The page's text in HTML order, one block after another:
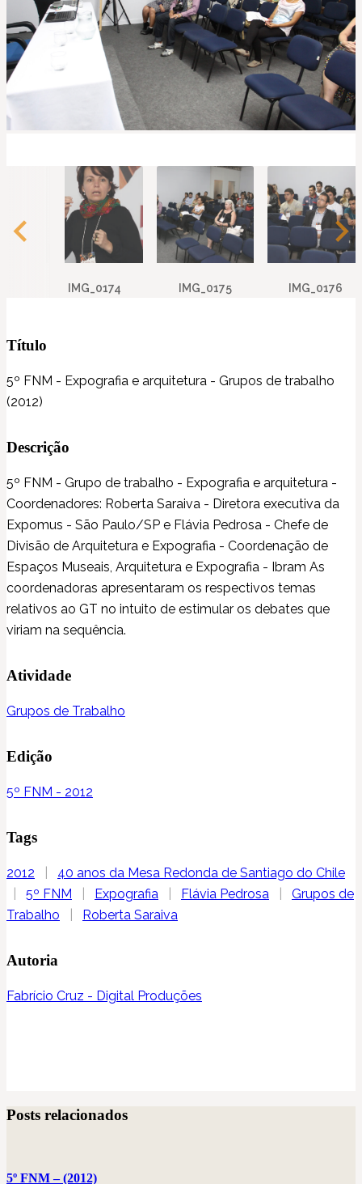
IMG_0174 IMG_0175 IMG_0176
Título
5º FNM - Expografia e arquitetura - Grupos de trabalho
(2012)
Descrição
5º FNM - Grupo de trabalho - Expografia e arquitetura -
Coordenadores: Roberta Saraiva - Diretora executiva da
Expomus - São Paulo/SP e Flávia Pedrosa - Chefe de
Divisão de Arquitetura e Expografia - Coordenação de
Espaços Museais, Arquitetura e Expografia - Ibram As
coordenadoras apresentaram os respectivos temas
relativos ao GT no intuito de estimular os debates que
viriam na sequência.
Atividade
Grupos de Trabalho
Edição
5º FNM - 2012
Tags
2012
40 anos da Mesa Redonda de Santiago do Chile
5º FNM Expografia Flávia Pedrosa
Grupos de
Trabalho
Roberta Saraiva
Autoria
Fabrício Cruz - Digital Produções
Posts relacionados
5º FNM – (2012)